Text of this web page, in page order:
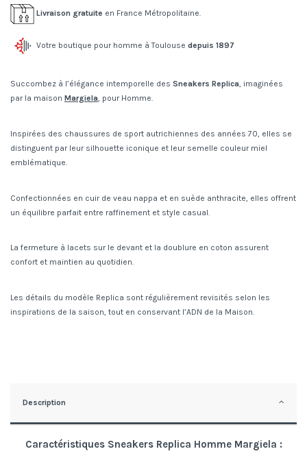
Livraison gratuite en France Métropolitaine.
Votre boutique pour homme à Toulouse depuis 1897
Succombez à l’élégance intemporelle des Sneakers Replica, imaginées
par la maison Margiela, pour Homme.
Inspirées des chaussures de sport autrichiennes des années 70, elles se
distinguent par leur silhouette iconique et leur semelle couleur miel
emblématique.
Confectionnées en cuir de veau nappa et en suède anthracite, elles offrent
un équilibre parfait entre raffinement et style casual.
La fermeture à lacets sur le devant et la doublure en coton assurent
confort et maintien au quotidien.
Les détails du modèle Replica sont régulièrement revisités selon les
inspirations de la saison, tout en conservant l’ADN de la Maison.
Description
Caractéristiques Sneakers Replica Homme Margiela :